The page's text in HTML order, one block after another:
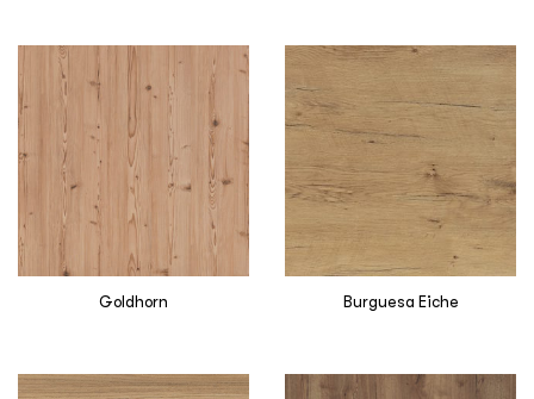
Goldhorn Burguesa Eiche